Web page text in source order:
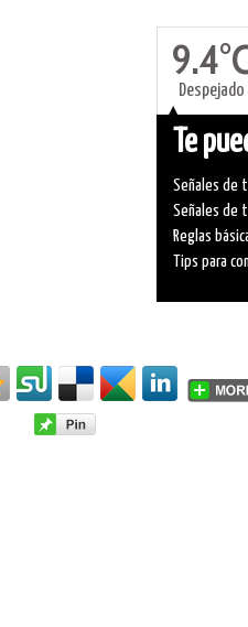
Despejado
Te
Señales de
Señales de
Reglas
Tips para